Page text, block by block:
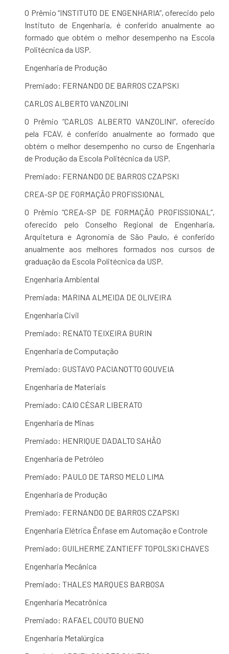
O Prêmio “INSTITUTO DE ENGENHARIA”, oferecido pelo
Instituto de Engenharia, é conferido anualmente ao
formado que obtém o melhor desempenho na Escola
Politécnica da USP.
Engenharia de Produção
Premiado: FERNANDO DE BARROS CZAPSKI
CARLOS ALBERTO VANZOLINI
O Prêmio “CARLOS ALBERTO VANZOLINI”, oferecido
pela FCAV, é conferido anualmente ao formado que
obtém o melhor desempenho no curso de Engenharia
de Produção da Escola Politécnica da USP.
Premiado: FERNANDO DE BARROS CZAPSKI
CREA-SP DE FORMAÇÃO PROFISSIONAL
O Prêmio “CREA-SP DE FORMAÇÃO PROFISSIONAL”,
oferecido pelo Conselho Regional de Engenharia,
Arquitetura e Agronomia de São Paulo, é conferido
anualmente aos melhores formados nos cursos de
graduação da Escola Politécnica da USP.
Engenharia Ambiental
Premiada: MARINA ALMEIDA DE OLIVEIRA
Engenharia Civil
Premiado: RENATO TEIXEIRA BURIN
Engenharia de Computação
Premiado: GUSTAVO PACIANOTTO GOUVEIA
Engenharia de Materiais
Premiado: CAIO CÉSAR LIBERATO
Engenharia de Minas
Premiado: HENRIQUE DADALTO SAHÃO
Engenharia de Petróleo
Premiado: PAULO DE TARSO MELO LIMA
Engenharia de Produção
Premiado: FERNANDO DE BARROS CZAPSKI
Engenharia Elétrica Ênfase em Automação e Controle
Premiado: GUILHERME ZANTIEFF TOPOLSKI CHAVES
Engenharia Mecânica
Premiado: THALES MARQUES BARBOSA
Engenharia Mecatrônica
Premiado: RAFAEL COUTO BUENO
Engenharia Metalúrgica